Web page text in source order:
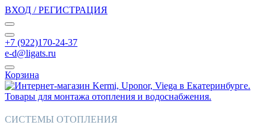
ВХОД / РЕГИСТРАЦИЯ
+7 (922)170-24-37
e-d@ligats.ru
Корзина
СИСТЕМЫ ОТОПЛЕНИЯ